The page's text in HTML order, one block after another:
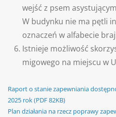
wejść z psem
W budynku nie ma pętli
oznaczeń w alfabecie
Istnieje możliwość
migowego na miejscu w
Raport o stanie zapewniania
2025 rok (PDF 82KB)
Plan działania na rzecz poprawy